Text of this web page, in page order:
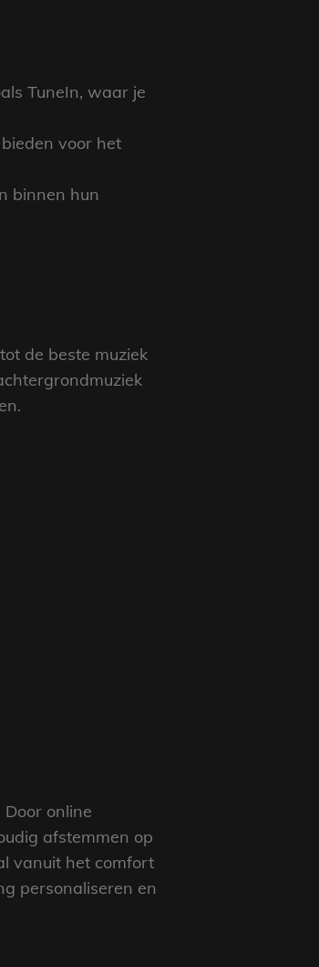
TuneIn, waar je
voor het
binnen hun
de beste muziek
online
afstemmen op
vanuit het comfort
personaliseren en